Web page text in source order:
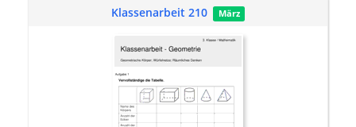
Klassenarbeit 210 März